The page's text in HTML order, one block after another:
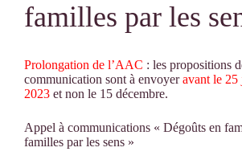
familles par les
Prolongation de l’AAC : les propositions
communication sont à envoyeravant le 25
2023 et non le 15 décembre.
Appel à communications « Dégoûts en
familles par les sens »